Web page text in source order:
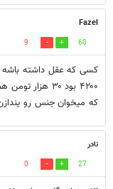
Fazel
60
9
که میخوان جنس رو
نادر
27
0